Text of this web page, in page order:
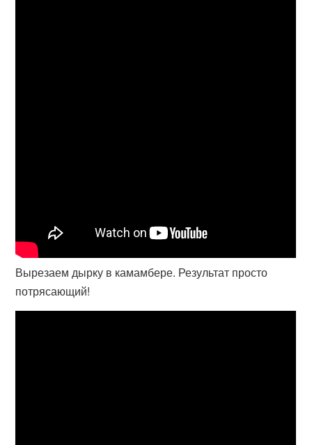
Вырезаем дырку в камамбере. Результат просто
потрясающий!